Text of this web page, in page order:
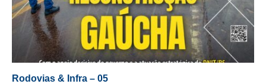
Rodovias & Infra – 05